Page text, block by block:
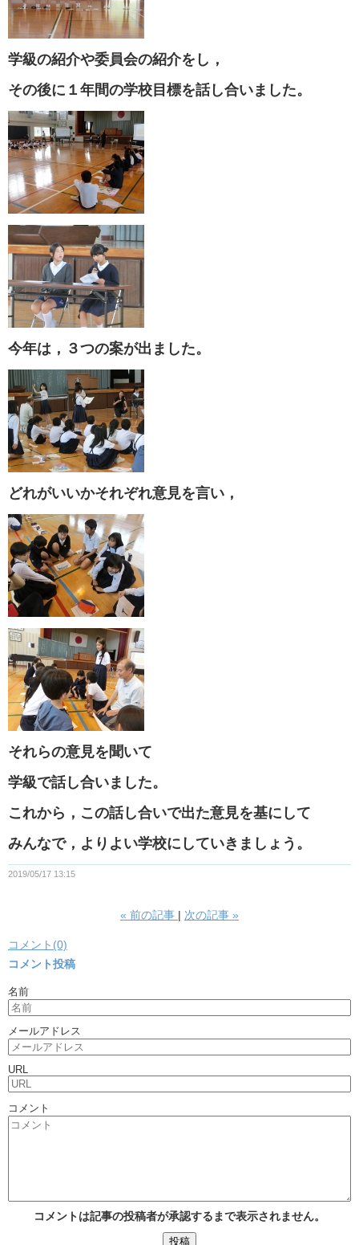
学級の紹介や委員会の紹介をし，
その後に１年間の学校目標を話し合いました。
今年は，３つの案が出ました。
どれがいいかそれぞれ意見を言い，
それらの意見を聞いて
学級で話し合いました。
これから，この話し合いで出た意見を基にして
みんなで，よりよい学校にしていきましょう。
2019/05/17 13:15
« 前の記事 次の記事 »
コメント(0)
コメント投稿
名前
メールアドレス
URL
コメント
コメントは記事の投稿者が承認するまで表示されません。